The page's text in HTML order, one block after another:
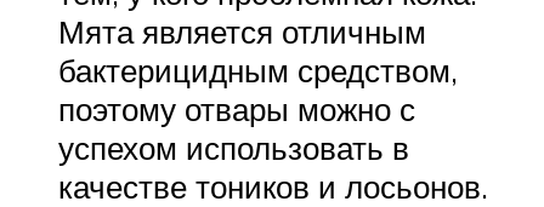
Мята является отличным
бактерицидным средством,
поэтому отвары можно с
успехом использовать в
качестве тоников и лосьонов.